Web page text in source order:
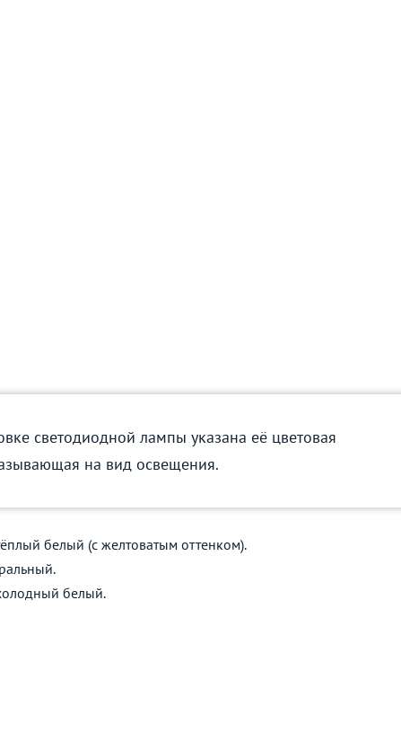
светодиодной лампы указана её цветовая
на вид освещения.
белый (с желтоватым оттенком).
белый.